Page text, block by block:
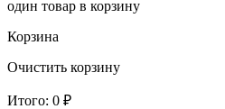
один товар в корзину
Корзина
Очистить корзину
Итого: 0 ₽